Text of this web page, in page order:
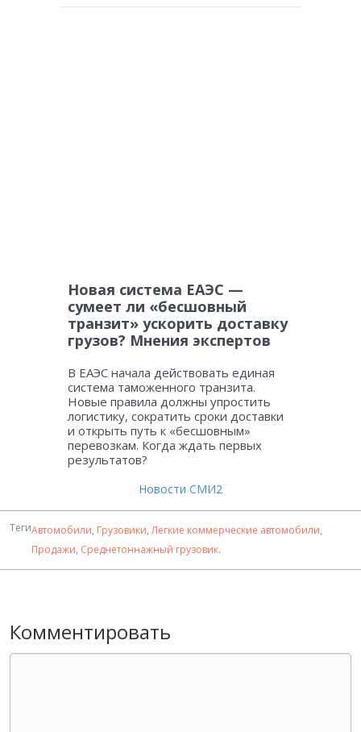
Новая система ЕАЭС —
сумеет ли «бесшовный
транзит» ускорить доставку
грузов? Мнения экспертов
В ЕАЭС начала действовать единая
система таможенного транзита.
Новые правила должны упростить
логистику, сократить сроки доставки
и открыть путь к «бесшовным»
перевозкам. Когда ждать первых
результатов?
Новости СМИ2
ТегиАвтомобили, Грузовики,Легкие коммерческие автомобили,
Продажи, Среднетоннажный грузовик.
Комментировать